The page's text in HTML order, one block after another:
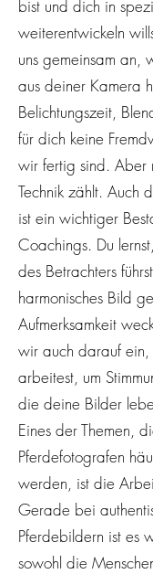
bist und dich in
weiterentwickeln
uns gemeinsam an,
aus deiner Kamera
Belichtungszeit,
für dich keine
wir fertig sind. Aber
Technik zählt. Auch
ist ein wichtiger
Coachings. Du
des Betrachters
harmonisches Bild
Aufmerksamkeit
wir auch darauf
arbeitest, um
die deine Bilder
Eines der Themen,
Pferdefotografen
werden, ist die
Gerade bei
Pferdebildern ist es
sowohl die